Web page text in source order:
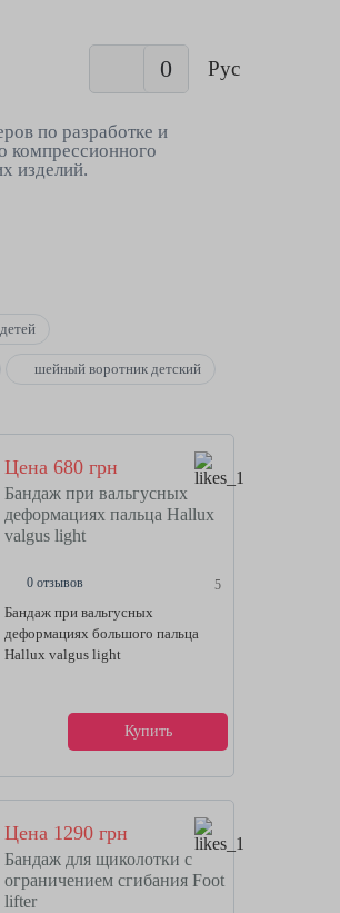
0 Рус
по разработке и
компрессионного
изделий.
шейный воротник детский
Цена 680 грн
Бандаж при вальгусных
деформациях пальца Hallux
valgus light
0 отзывов 5
Бандаж при вальгусных
деформациях большого пальца
Hallux valgus light
Купить
Цена 1290 грн
Бандаж для щиколотки с
ограничением сгибания Foot
lifter